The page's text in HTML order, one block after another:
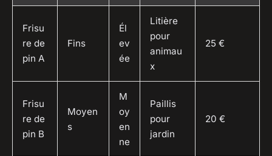
Frisu
re de
pin A
Fins
Él
ev
ée
Litière
pour
animau
x
25 €
Frisu
re de
pin B
Moyen
s
M
oy
en
ne
Paillis
pour
jardin
20 €